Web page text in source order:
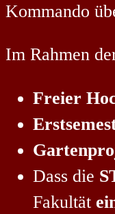
Kommando
Im Rahmen
Freier
Dass die
Fakultät